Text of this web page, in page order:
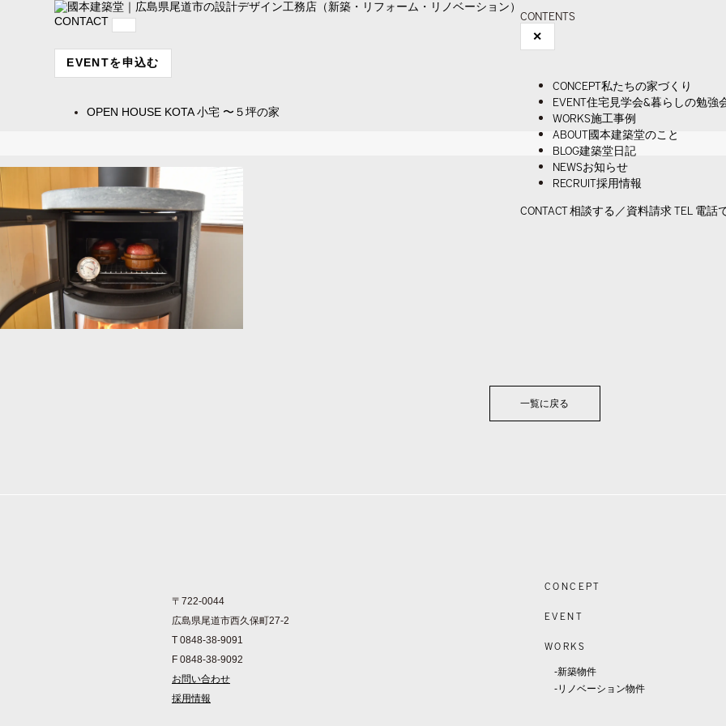
CONTENTS
✕
CONCEPT私たちの家づくり
EVENT住宅見学会&暮らしの勉強
WORKS施工事例
ABOUT國本建築堂のこと
BLOG建築堂日記
NEWSお知らせ
RECRUIT採用情報
CONTACT相談する／資料請求TEL 電話
CONTACT
EVENTを申込む
OPEN HOUSE KOTA 小宅 〜５坪の家
一覧に戻る
〒722-0044
広島県尾道市西久保町27-2
T 0848-38-9091
F 0848-38-9092
お問い合わせ
採用情報
CONCEPT
EVENT
WORKS
-新築物件
-リノベーション物件